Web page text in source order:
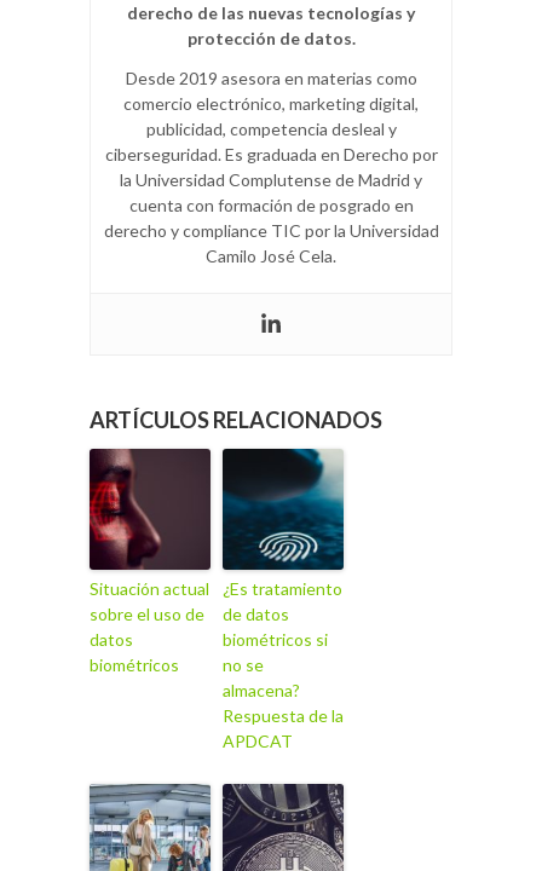
derecho de las nuevas tecnologías y
protección de datos.
Desde 2019 asesora en materias como
comercio electrónico, marketing digital,
publicidad, competencia desleal y
ciberseguridad. Es graduada en Derecho por
la Universidad Complutense de Madrid y
cuenta con formación de posgrado en
derecho y compliance TIC por la Universidad
Camilo José Cela.
ARTÍCULOS RELACIONADOS
Situación actual
sobre el uso de
datos
biométricos
¿Es tratamiento
de datos
biométricos si
no se
almacena?
Respuesta de la
APDCAT